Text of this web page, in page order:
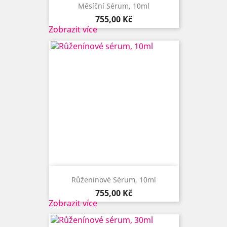
Měsíční Sérum, 10ml
Cena
755,00 Kč
Zobrazit více
Růženínové Sérum, 10ml
Cena
755,00 Kč
Zobrazit více